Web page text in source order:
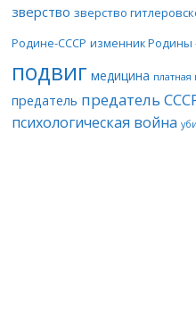
зверство зверство
Родине-СССР изменник Родины
подвиг медицина
предатель предатель
психологическая война